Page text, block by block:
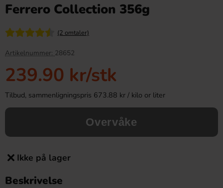
Ferrero Collection 356g
(2 omtaler)
Artikelnummer: 28652
239.90 kr/stk
Tilbud, sammenligningspris 673.88 kr / kilo or liter
Overvåke
Ikke på lager
Beskrivelse